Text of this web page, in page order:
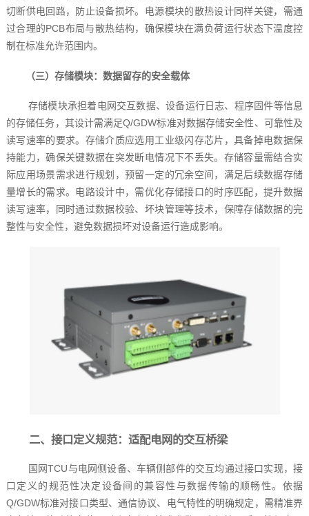
切断供电回路，防止设备损坏。电源模块的散热设计同样关键，需通
过合理的PCB布局与散热结构，确保模块在满负荷运行状态下温度控
制在标准允许范围内。
（三）存储模块：数据留存的安全载体
存储模块承担着电网交互数据、设备运行日志、程序固件等信息
的存储任务，其设计需满足Q/GDW标准对数据存储安全性、可靠性及
读写速率的要求。存储介质应选用工业级闪存芯片，具备掉电数据保
持能力，确保关键数据在突发断电情况下不丢失。存储容量需结合实
际应用场景需求进行规划，预留一定的冗余空间，满足后续数据存储
量增长的需求。电路设计中，需优化存储接口的时序匹配，提升数据
读写速率，同时通过数据校验、坏块管理等技术，保障存储数据的完
整性与安全性，避免数据损坏对设备运行造成影响。
二、接口定义规范：适配电网的交互桥梁
国网TCU与电网侧设备、车辆侧部件的交互均通过接口实现，接
口定义的规范性决定设备间的兼容性与数据传输的顺畅性。依据
Q/GDW标准对接口类型、通信协议、电气特性的明确规定，需精准界